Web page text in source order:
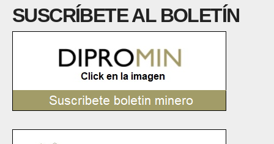
SUSCRÍBETE AL BOLETÍN